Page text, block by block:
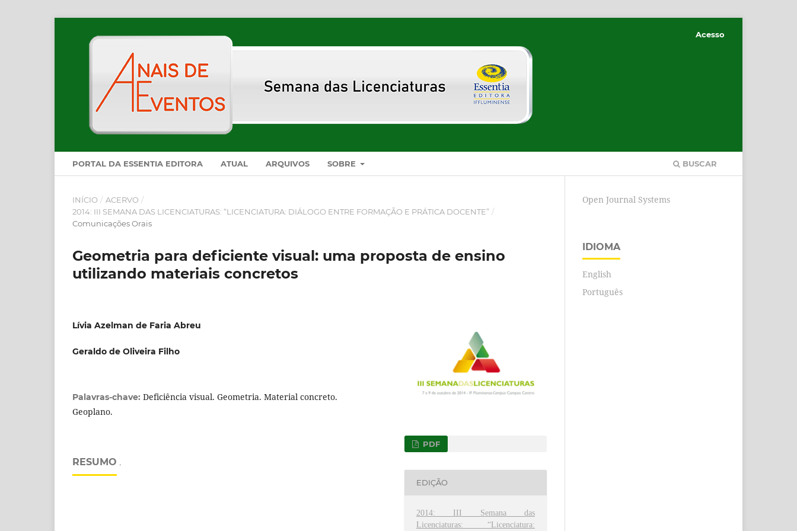
PORTAL DA ESSENTIA EDITORA ATUAL ARQUIVOS SOBRE BUSCAR
Acesso
INÍCIO / ACERVO /
2014: III SEMANA DAS LICENCIATURAS: “LICENCIATURA: DIÁLOGO ENTRE FORMAÇÃO E PRÁTICA DOCENTE” /
Comunicações Orais
Geometria para deficiente visual: uma proposta de ensino
utilizando materiais concretos
Lívia Azelman de Faria Abreu
Geraldo de Oliveira Filho
Palavras-chave: Deficiência visual. Geometria. Material concreto.
Geoplano.
RESUMO
PDF
EDIÇÃO
2014: III Semana das
Licenciaturas: “Licenciatura:
Open Journal Systems
IDIOMA
English
Português